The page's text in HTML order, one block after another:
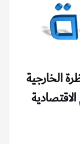
الخارجية